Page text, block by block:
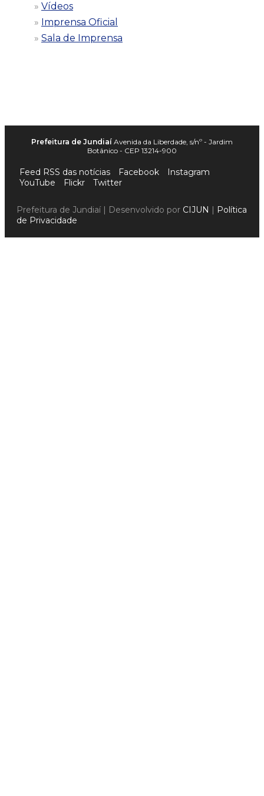
Vídeos
Imprensa Oficial
Sala de Imprensa
Prefeitura de Jundiaí Avenida da Liberdade, s/nº - Jardim
Botânico - CEP 13214-900
Feed RSS das notícias Facebook
Instagram
YouTube
Flickr Twitter
Prefeitura de Jundiaí | Desenvolvido por CIJUN | Política
de Privacidade